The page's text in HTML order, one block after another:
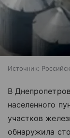
Источник:
В
населенного
участков
обнаружила